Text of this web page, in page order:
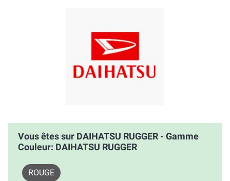
Vous êtes sur DAIHATSU RUGGER - Gamme
Couleur: DAIHATSU RUGGER
ROUGE